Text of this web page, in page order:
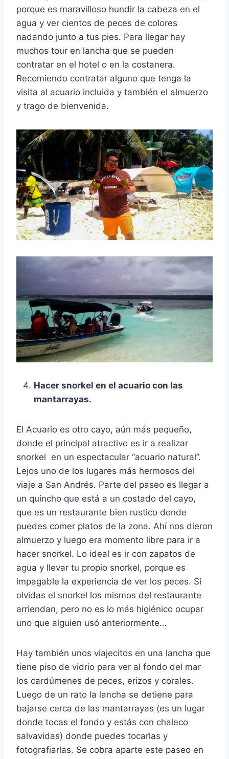
porque es maravilloso hundir la cabeza en el
agua y ver cientos de peces de colores
nadando junto a tus pies. Para llegar hay
muchos tour en lancha que se pueden
contratar en el hotel o en la costanera.
Recomiendo contratar alguno que tenga la
visita al acuario incluida y también el almuerzo
y trago de bienvenida.
Hacer snorkel en el acuario con las
mantarrayas.
El Acuario es otro cayo, aún más pequeño,
donde el principal atractivo es ir a realizar
snorkel en un espectacular “acuario natural”.
Lejos uno de los lugares más hermosos del
viaje a San Andrés. Parte del paseo es llegar a
un quincho que está a un costado del cayo,
que es un restaurante bien rustico donde
puedes comer platos de la zona. Ahí nos dieron
almuerzo y luego era momento libre para ir a
hacer snorkel. Lo ideal es ir con zapatos de
agua y llevar tu propio snorkel, porque es
impagable la experiencia de ver los peces. Si
olvidas el snorkel los mismos del restaurante
arriendan, pero no es lo más higiénico ocupar
uno que alguien usó anteriormente…
Hay también unos viajecitos en una lancha que
tiene piso de vidrio para ver al fondo del mar
los cardúmenes de peces, erizos y corales.
Luego de un rato la lancha se detiene para
bajarse cerca de las mantarrayas (es un lugar
donde tocas el fondo y estás con chaleco
salvavidas) donde puedes tocarlas y
fotografiarlas. Se cobra aparte este paseo en